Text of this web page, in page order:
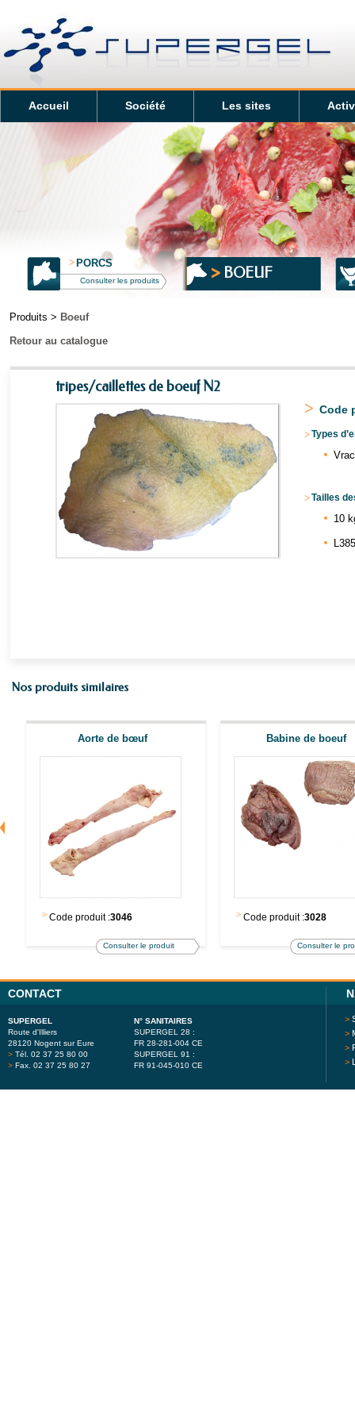
Accueil Société Les sites
> PORCS
Consulter les produits BOEUF
Produits > Boeuf
Retour au catalogue
tripes/caillettes de boeuf N2
> Code
>Types
Vrac
>Tailles
10
Nos produits similaires
Aorte de bœuf
> Code produit :3046
Consulter le produit
Babine de boeuf
> Code produit :3028
Consulter le
CONTACT
SUPERGEL
Route d'Illiers
28120 Nogent sur Eure
> Tél. 02 37 25 80 00
> Fax. 02 37 25 80 27
N° SANITAIRES
SUPERGEL 28 :
FR 28-281-004 CE
SUPERGEL 91 :
FR 91-045-010 CE
>
>
>
>